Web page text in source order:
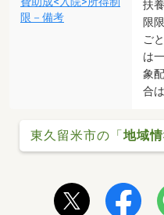
限－備考
扶
限
ご
は
象
合
東久留米市の「地域